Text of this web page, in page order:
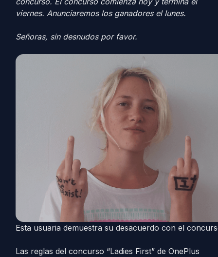
viernes. Anunciaremos los ganadores el lunes.
Señoras, sin desnudos por favor.
Esta usuaria demuestra su desacuerdo con el
Las reglas del concurso “Ladies First” de OnePlus